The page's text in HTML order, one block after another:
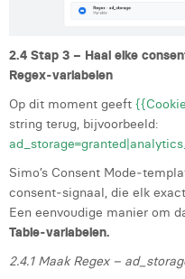
2.4 Stap 3 – Haal elke
Regex‑variabelen
Op dit moment geeft
string terug, bijvoorbeeld:
Simo’s Consent
consent‑signaal, die elk exact
Een eenvoudige manier om
Table‑variabelen.
2.4.1 Maak Regex –